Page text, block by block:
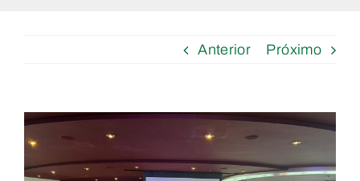
Anterior Próximo
View
Larger
Image